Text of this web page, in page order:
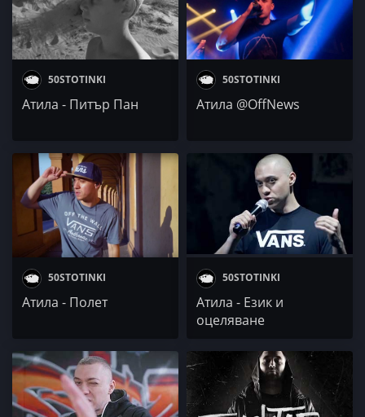
50STOTINKI
Атила - Питър Пан
50STOTINKI
Атила @OffNews
50STOTINKI
Атила - Полет
50STOTINKI
Атила - Език и
оцеляване